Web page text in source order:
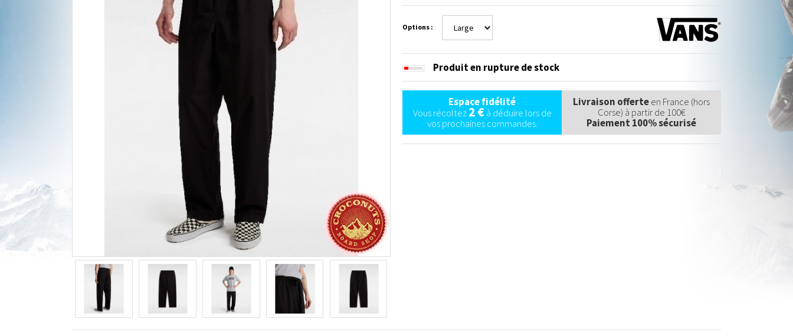
Options :
Produit en rupture de stock
Espace fidélité
Vous récoltez2 €à déduire lors de
vos prochaines commandes.
Livraison offerteen France (hors
Corse) à partir de 100€
Paiement 100% sécurisé